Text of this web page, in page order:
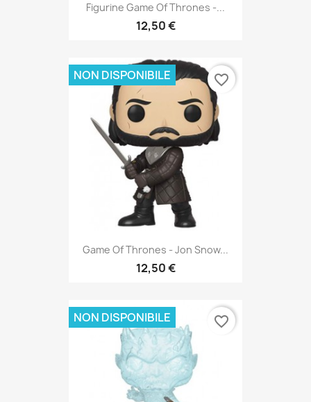
Figurine Game Of Thrones -...
12,50 €
Game Of Thrones - Jon Snow...
12,50 €
NON DISPONIBILE favorite_border
NON DISPONIBILE favorite_border